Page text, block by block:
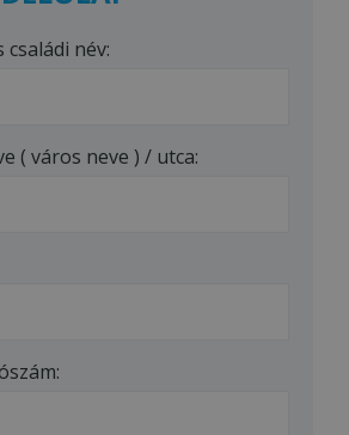
családi név:
( város neve ) / utca: